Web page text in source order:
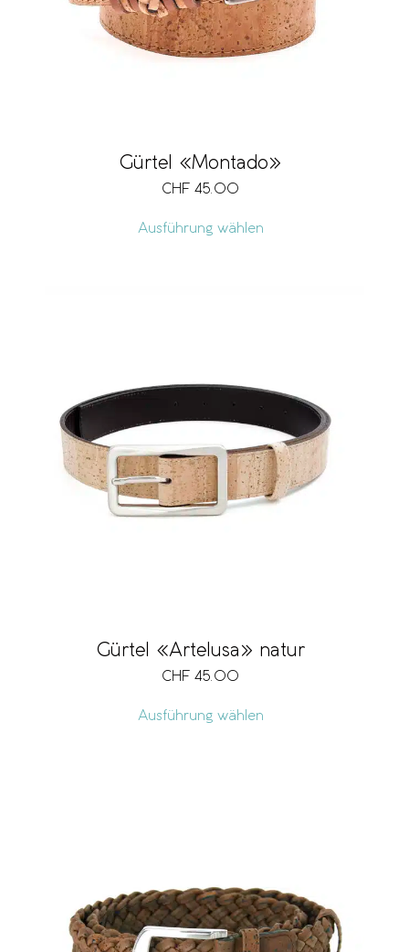
Gürtel «Montado»
CHF 45.00
Ausführung wählen
Gürtel «Artelusa» natur
CHF 45.00
Ausführung wählen